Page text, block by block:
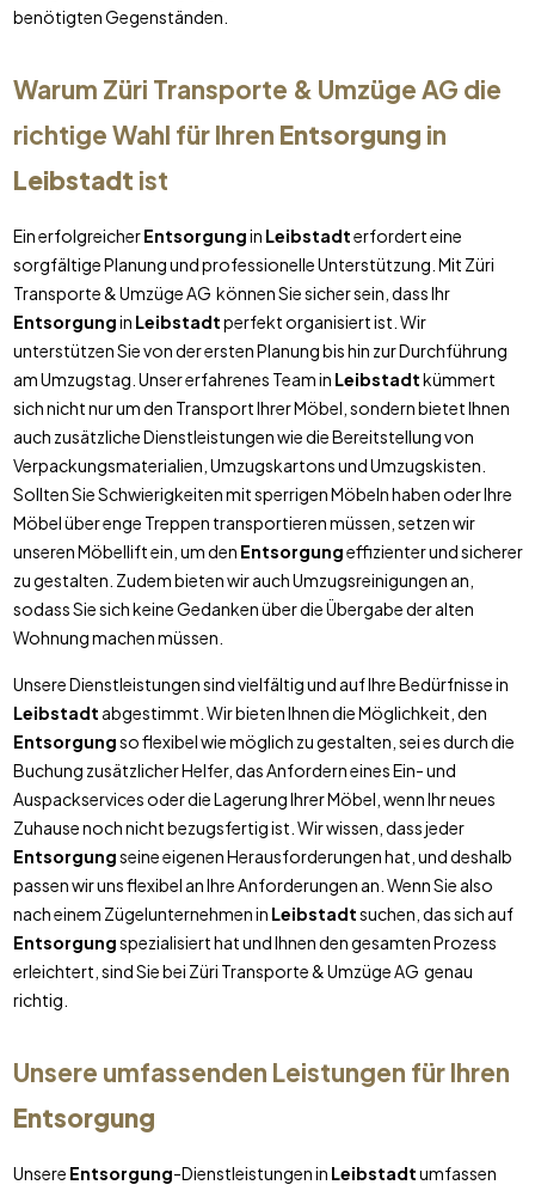
benötigten Gegenständen.
Warum Züri Transporte & Umzüge AG die
richtige Wahl für Ihren Entsorgung in
Leibstadt ist
Ein erfolgreicherEntsorgungin Leibstadterfordert eine
sorgfältige Planung und professionelle Unterstützung. Mit Züri
Transporte & Umzüge AG können Sie sicher sein, dass Ihr
Entsorgungin Leibstadtperfekt organisiert ist. Wir
unterstützen Sie von der ersten Planung bis hin zur Durchführung
am Umzugstag. Unser erfahrenes Team in Leibstadtkümmert
sich nicht nur um den Transport Ihrer Möbel, sondern bietet Ihnen
auch zusätzliche Dienstleistungen wie die Bereitstellung von
Verpackungsmaterialien, Umzugskartons und Umzugskisten.
Sollten Sie Schwierigkeiten mit sperrigen Möbeln haben oder Ihre
Möbel über enge Treppen transportieren müssen, setzen wir
unseren Möbellift ein, um den Entsorgungeffizienter und sicherer
zu gestalten. Zudem bieten wir auch Umzugsreinigungen an,
sodass Sie sich keine Gedanken über die Übergabe der alten
Wohnung machen müssen.
Unsere Dienstleistungen sind vielfältig und auf Ihre Bedürfnisse in
Leibstadt abgestimmt. Wir bieten Ihnen die Möglichkeit, den
Entsorgungso flexibel wie möglich zu gestalten, sei es durch die
Buchung zusätzlicher Helfer, das Anfordern eines Ein- und
Auspackservices oder die Lagerung Ihrer Möbel, wenn Ihr neues
Zuhause noch nicht bezugsfertig ist. Wir wissen, dass jeder
Entsorgungseine eigenen Herausforderungen hat, und deshalb
passen wir uns flexibel an Ihre Anforderungen an. Wenn Sie also
nach einem Zügelunternehmen in Leibstadtsuchen, das sich auf
Entsorgungspezialisiert hat und Ihnen den gesamten Prozess
erleichtert, sind Sie bei Züri Transporte & Umzüge AG genau
richtig.
Unsere umfassenden Leistungen für Ihren
Entsorgung
Unsere Entsorgung-Dienstleistungen in Leibstadtumfassen